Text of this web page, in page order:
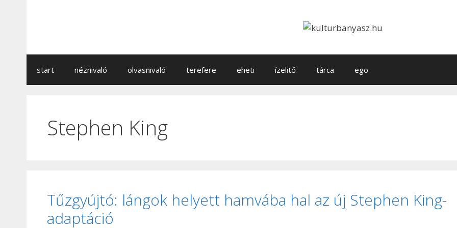
start néznivaló olvasnivaló terefere eheti ízelitő tárca ego
Stephen King
Tűzgyújtó: lángok helyett hamvába hal az új Stephen King-
adaptáció